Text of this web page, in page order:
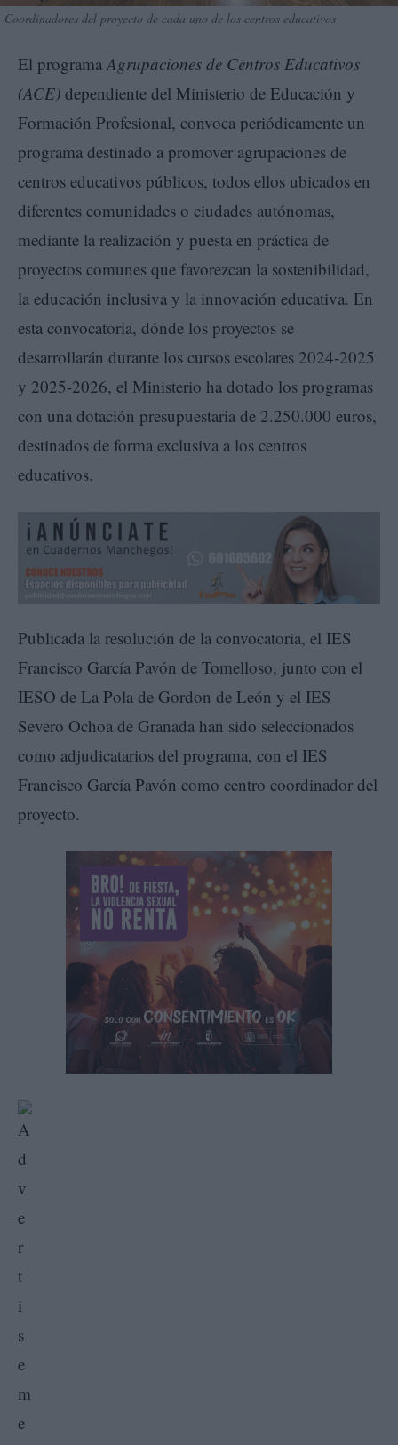
Coordinadores del proyecto de cada uno de los centros educativos
El programa Agrupaciones de Centros Educativos
(ACE) dependiente del Ministerio de Educación y
Formación Profesional, convoca periódicamente un
programa destinado a promover agrupaciones de
centros educativos públicos, todos ellos ubicados en
diferentes comunidades o ciudades autónomas,
mediante la realización y puesta en práctica de
proyectos comunes que favorezcan la sostenibilidad,
la educación inclusiva y la innovación educativa. En
esta convocatoria, dónde los proyectos se
desarrollarán durante los cursos escolares 2024-2025
y 2025-2026, el Ministerio ha dotado los programas
con una dotación presupuestaria de 2.250.000 euros,
destinados de forma exclusiva a los centros
educativos.
Publicada la resolución de la convocatoria, el IES
Francisco García Pavón de Tomelloso, junto con el
IESO de La Pola de Gordon de León y el IES
Severo Ochoa de Granada han sido seleccionados
como adjudicatarios del programa, con el IES
Francisco García Pavón como centro coordinador del
proyecto.